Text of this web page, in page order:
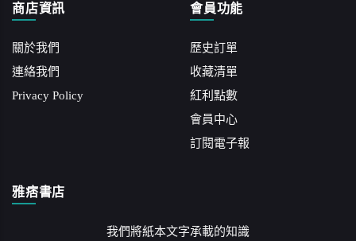
商店資訊
關於我們
連絡我們
Privacy Policy
會員功能
歷史訂單
收藏清單
紅利點數
會員中心
訂閱電子報
雅痞書店
我們將紙本文字承載的知識